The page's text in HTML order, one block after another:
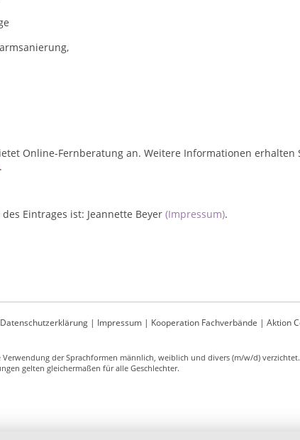
Online-Fernberatung an. Weitere Informationen erhalten
.
Eintrages ist: Jeannette Beyer (Impressum).
Datenschutzerklärung| Impressum| Kooperation Fachverbände | Aktion
der Sprachformen männlich, weiblich und divers (m/w/d) verzichtet.
gelten gleichermaßen für alle Geschlechter.